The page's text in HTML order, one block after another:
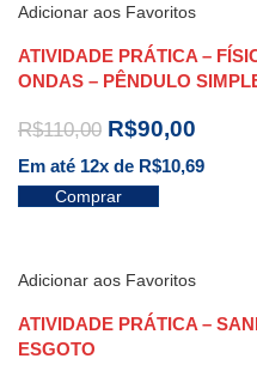
Adicionar aos Favoritos
ATIVIDADE PRÁTICA –
ONDAS – PÊNDULO
R$110,00 R$90,00
Em até 12x de R$10,69
Comprar
Adicionar aos Favoritos
ATIVIDADE PRÁTICA –
ESGOTO